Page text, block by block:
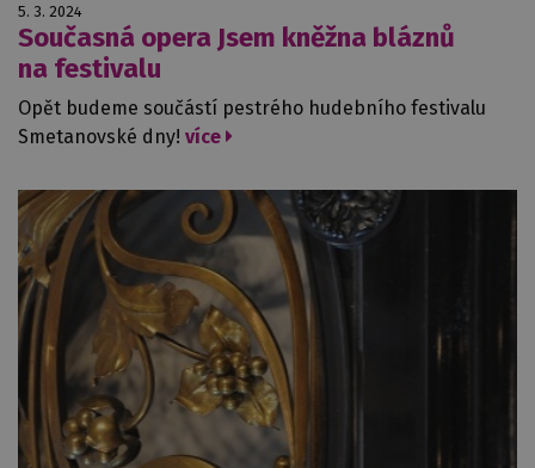
5. 3. 2024
Současná opera Jsem kněžna bláznů
na festivalu
Opět budeme součástí pestrého hudebního festivalu
Smetanovské dny! více